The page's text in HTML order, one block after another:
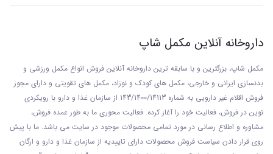
داروخانه آنلاین مکمل شاپ
مکمل شاپ، بزرگترین و با سابقه ترین داروخانه آنلاین فروش انواع مکمل ورزشی و
بدنسازی ایرانی و خارجی، مکمل های کودک و نوزاد، مکمل های تقویتی و دارای مجوز
فروش اقلام غیر دارویی به شماره 143/1400/14113 از
سازمان غذا و دارو با رويکردی
نوين در فروش، فعاليت خود را آغاز کرده. فعاليت محوری ما به طور عمده فروش،
مشاوره و اطلاع رسانی در مورد تمامی محصولات موجود در سایت می باشد. ما با پيش
روی قرار دادن سياست فروش محصولات دارای تاييديه از سازمان غذا و دارو و ارگان